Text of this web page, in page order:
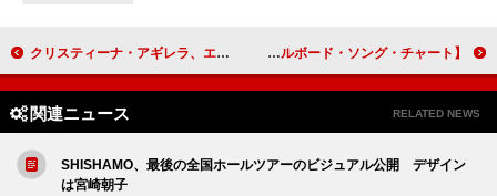
クリスティーナ・アギレラ、エッフェル塔前で収録したAL『クリスマス・イン・パリ』配信 【米ビルボード・ソング・チャート】マライア・キャリー「恋人たちのクリスマス」通算20週目の首位、No.1歴代最長記録を達成
関連ニュース RELATED NEWS
SHISHAMO、最後の全国ホールツアーのビジュアル公開 デザイン
は宮崎朝子